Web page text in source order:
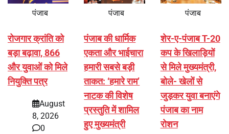
पंजाब
रोजगार क्रांति को
बड़ा बढ़ावा, 866
और युवाओं को मिले
नियुक्ति पत्र
August
8, 2026
0
पंजाब
पंजाब की धार्मिक
एकता और भाईचारा
हमारी सबसे बड़ी
ताकत: ‘हमारे राम’
नाटक की विशेष
प्रस्तुति में शामिल
हुए मुख्यमंत्री
पंजाब
शेर-ए-पंजाब T-20
कप के खिलाड़ियों
से मिले मुख्यमंत्री,
बोले- खेलों से
जुड़कर युवा बनाएंगे
पंजाब का नाम
रोशन